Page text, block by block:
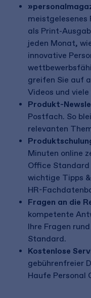
meistgelesenes
als Print-
jeden Monat,
innovative
greifen Sie auf
Videos und
Produkt-
Postfach. So
relevanten
Minuten online
Office
wichtige Tipps
HR-
Fragen an die
kompetente
Ihre Fragen
Standard.
Kostenlose
gebührenfreier
Haufe Personal